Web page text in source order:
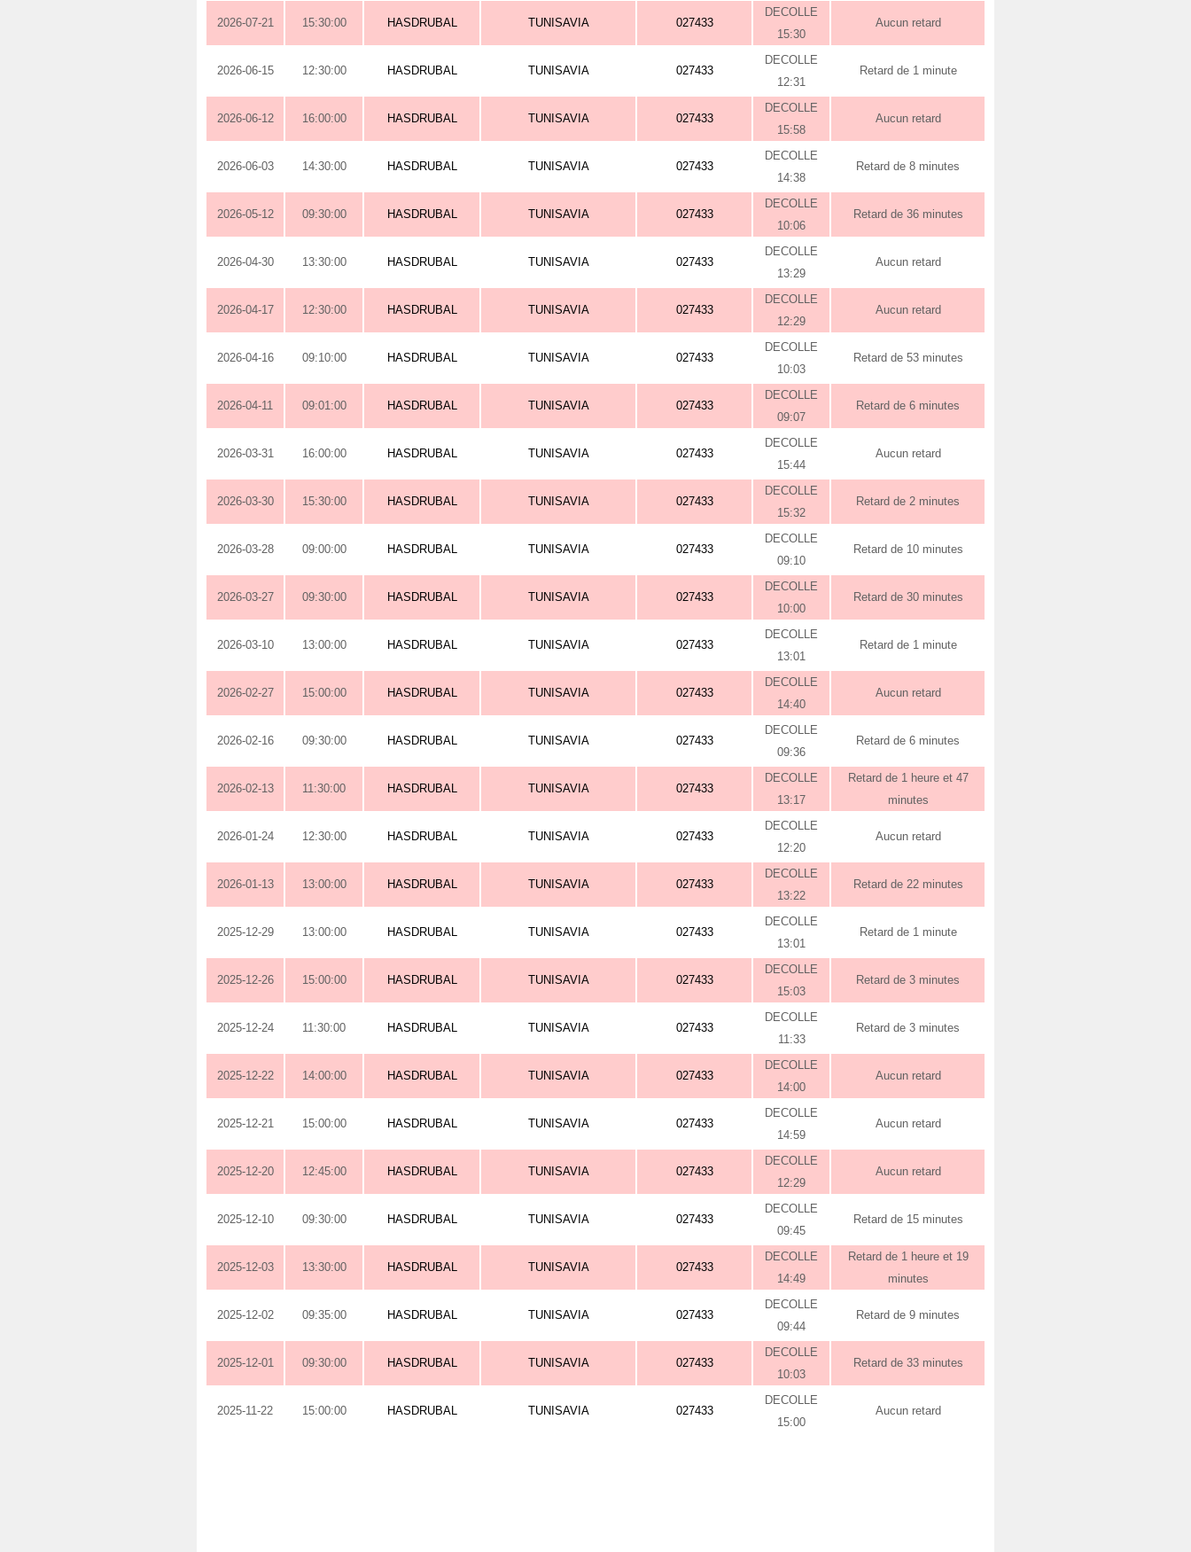
2026-07-21 15:30:00 HASDRUBAL TUNISAVIA 027433
DECOLLE
15:30
Aucun retard
2026-06-15 12:30:00 HASDRUBAL TUNISAVIA 027433
DECOLLE
12:31
Retard de 1 minute
2026-06-12 16:00:00 HASDRUBAL TUNISAVIA 027433
DECOLLE
15:58
Aucun retard
2026-06-03 14:30:00 HASDRUBAL TUNISAVIA 027433
DECOLLE
14:38
Retard de 8 minutes
2026-05-12 09:30:00 HASDRUBAL TUNISAVIA 027433
DECOLLE
10:06
Retard de 36 minutes
2026-04-30 13:30:00 HASDRUBAL TUNISAVIA 027433
DECOLLE
13:29
Aucun retard
2026-04-17 12:30:00 HASDRUBAL TUNISAVIA 027433
DECOLLE
12:29
Aucun retard
2026-04-16 09:10:00 HASDRUBAL TUNISAVIA 027433
DECOLLE
10:03
Retard de 53 minutes
2026-04-11 09:01:00 HASDRUBAL TUNISAVIA 027433
DECOLLE
09:07
Retard de 6 minutes
2026-03-31 16:00:00 HASDRUBAL TUNISAVIA 027433
DECOLLE
15:44
Aucun retard
2026-03-30 15:30:00 HASDRUBAL TUNISAVIA 027433
DECOLLE
15:32
Retard de 2 minutes
2026-03-28 09:00:00 HASDRUBAL TUNISAVIA 027433
DECOLLE
09:10
Retard de 10 minutes
2026-03-27 09:30:00 HASDRUBAL TUNISAVIA 027433
DECOLLE
10:00
Retard de 30 minutes
2026-03-10 13:00:00 HASDRUBAL TUNISAVIA 027433
DECOLLE
13:01
Retard de 1 minute
2026-02-27 15:00:00 HASDRUBAL TUNISAVIA 027433
DECOLLE
14:40
Aucun retard
2026-02-16 09:30:00 HASDRUBAL TUNISAVIA 027433
DECOLLE
09:36
Retard de 6 minutes
2026-02-13 11:30:00 HASDRUBAL TUNISAVIA 027433
DECOLLE
13:17
Retard de 1 heure et 47
minutes
2026-01-24 12:30:00 HASDRUBAL TUNISAVIA 027433
DECOLLE
12:20
Aucun retard
2026-01-13 13:00:00 HASDRUBAL TUNISAVIA 027433
DECOLLE
13:22
Retard de 22 minutes
2025-12-29 13:00:00 HASDRUBAL TUNISAVIA 027433
DECOLLE
13:01
Retard de 1 minute
2025-12-26 15:00:00 HASDRUBAL TUNISAVIA 027433
DECOLLE
15:03
Retard de 3 minutes
2025-12-24 11:30:00 HASDRUBAL TUNISAVIA 027433
DECOLLE
11:33
Retard de 3 minutes
2025-12-22 14:00:00 HASDRUBAL TUNISAVIA 027433
DECOLLE
14:00
Aucun retard
2025-12-21 15:00:00 HASDRUBAL TUNISAVIA 027433
DECOLLE
14:59
Aucun retard
2025-12-20 12:45:00 HASDRUBAL TUNISAVIA 027433
DECOLLE
12:29
Aucun retard
2025-12-10 09:30:00 HASDRUBAL TUNISAVIA 027433
DECOLLE
09:45
Retard de 15 minutes
2025-12-03 13:30:00 HASDRUBAL TUNISAVIA 027433
DECOLLE
14:49
Retard de 1 heure et 19
minutes
2025-12-02 09:35:00 HASDRUBAL TUNISAVIA 027433
DECOLLE
09:44
Retard de 9 minutes
2025-12-01 09:30:00 HASDRUBAL TUNISAVIA 027433
DECOLLE
10:03
Retard de 33 minutes
2025-11-22 15:00:00 HASDRUBAL TUNISAVIA 027433
DECOLLE
15:00
Aucun retard